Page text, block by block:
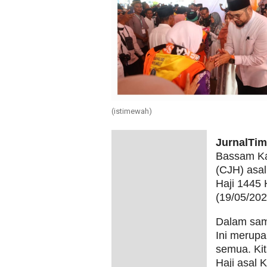
(istimewah)
Bassam
(CJH)
Haji 1445
(19/05/
Dalam
Ini
semua.
Haji asal